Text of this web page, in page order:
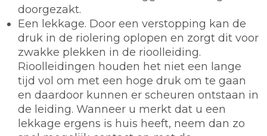
doorgezakt.
Een lekkage. Door een verstopping kan de
druk in de riolering oplopen en zorgt dit voor
zwakke plekken in de rioolleiding.
Rioolleidingen houden het niet een lange
tijd vol om met een hoge druk om te gaan
en daardoor kunnen er scheuren ontstaan in
de leiding. Wanneer u merkt dat u een
lekkage ergens is huis heeft, neem dan zo